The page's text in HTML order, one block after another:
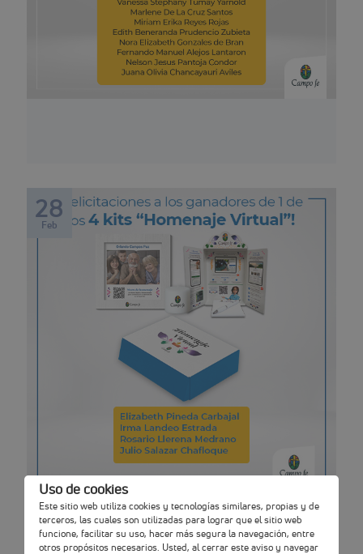
28
Feb
Lista de Ganadores del Sorteo “Kits
Homenaje Virtual”
Uso de cookies
Este sitio web utiliza cookies y tecnologías similares, propias y de
terceros, las cuales son utilizadas para lograr que el sitio web
funcione, facilitar su uso, hacer más segura la navegación, entre
otros propósitos necesarios. Usted, al cerrar este aviso y navegar